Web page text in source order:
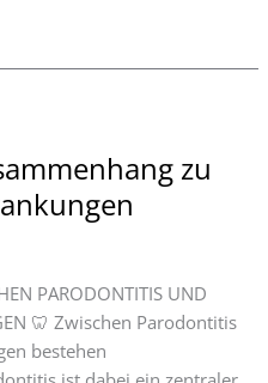
zu
PARODONTITIS UND
🦷 Zwischen Parodontitis
bestehen